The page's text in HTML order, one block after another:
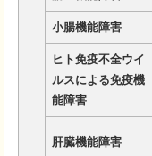
小腸機能障害
ヒト免疫不全ウイ
ルスによる免疫機
能障害
肝臓機能障害